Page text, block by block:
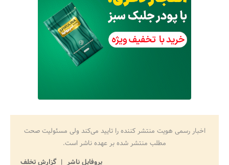
اخبار رسمی هویت منتشر کننده را تایید می‌کند ولی مسئولیت صحت
مطلب منتشر شده بر عهده ناشر است.
پروفایل ناشر
گزارش تخلف